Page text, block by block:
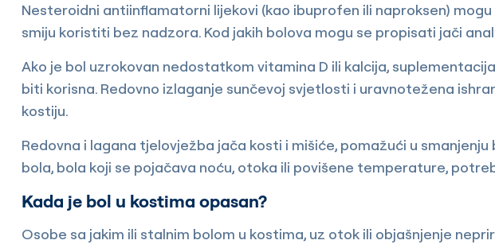
Nesteroidni antiinflamatorni lijekovi (kao ibuprofen ili naproksen) mogu
smiju koristiti bez nadzora. Kod jakih bolova mogu se propisati jači
Ako je bol uzrokovan nedostatkom vitamina D ili kalcija,
biti korisna. Redovno izlaganje sunčevoj svjetlosti i uravnotežena
kostiju.
Redovna i lagana tjelovježba jača kosti i mišiće, pomažući u smanjenju
bola, bola koji se pojačava noću, otoka ili povišene temperature,
Kada je bol u kostima opasan?
Osobe sa jakim ili stalnim bolom u kostima, uz otok ili objašnjenje